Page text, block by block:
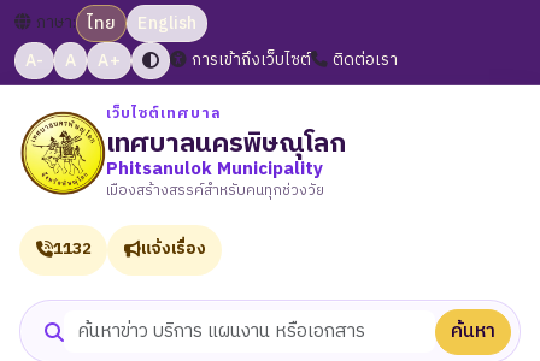
ภาษา: ไทย
English
A-
A A+ การเข้าถึงเว็บไซต์ ติดต่อเรา
เว็บไซต์เทศบาล
เทศบาลนครพิษณุโลก
Phitsanulok Municipality
เมืองสร้างสรรค์สำหรับคนทุกช่วงวัย
ค้นหาเว็บไซต์ ค้นหา
1132 แจ้งเรื่อง